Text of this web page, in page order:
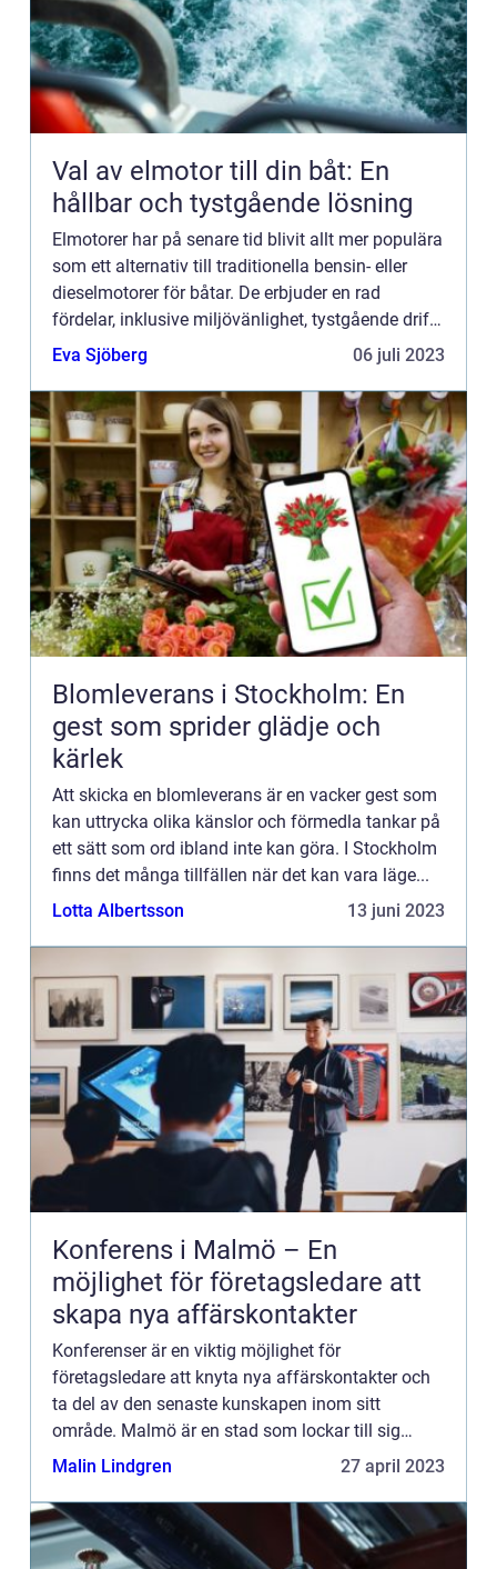
Val av elmotor till din båt: En
hållbar och tystgående lösning
Elmotorer har på senare tid blivit allt mer populära
som ett alternativ till traditionella bensin- eller
dieselmotorer för båtar. De erbjuder en rad
fördelar, inklusive miljövänlighet, tystgående drift
och l...
Eva Sjöberg 06 juli 2023
Blomleverans i Stockholm: En
gest som sprider glädje och
kärlek
Att skicka en blomleverans är en vacker gest som
kan uttrycka olika känslor och förmedla tankar på
ett sätt som ord ibland inte kan göra. I Stockholm
finns det många tillfällen när det kan vara läge...
Lotta Albertsson
13 juni 2023
Konferens i Malmö – En
möjlighet för företagsledare att
skapa nya affärskontakter
Konferenser är en viktig möjlighet för
företagsledare att knyta nya affärskontakter och
ta del av den senaste kunskapen inom sitt
område. Malmö är en stad som lockar till sig
många konferenser på g...
Malin Lindgren 27 april 2023